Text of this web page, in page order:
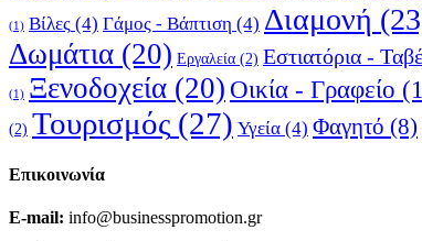
(1) Βίλες (4) Γάμος - Βάπτιση (4) Διαμονή
Δωμάτια (20) Εργαλεία (2) Εστιατόρια -
(1) Ξενοδοχεία (20) Οικία - Γραφείο
(2) Τουρισμός (27) Υγεία (4) Φαγητό (8)
Επικοινωνία
E-mail: info@businesspromotion.gr